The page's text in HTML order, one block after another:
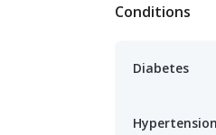
Conditions
Diabetes